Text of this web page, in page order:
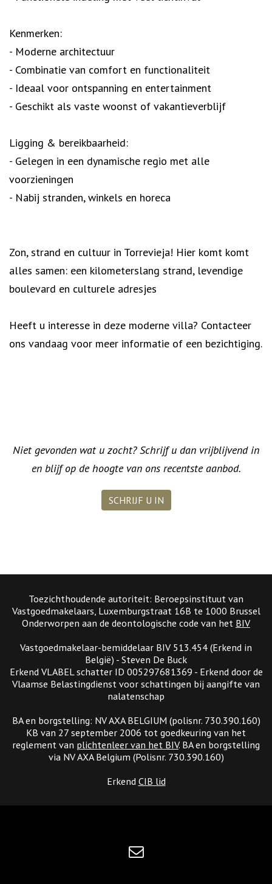
Kenmerken:
- Moderne architectuur
- Combinatie van comfort en functionaliteit
- Ideaal voor ontspanning en entertainment
- Geschikt als vaste woonst of vakantieverblijf
Ligging & bereikbaarheid:
- Gelegen in een dynamische regio met alle
voorzieningen
- Nabij stranden, winkels en horeca
Zon, strand en cultuur in Torrevieja! Hier komt komt
alles samen: een kilometerslang strand, levendige
boulevard en culturele adresjes
Heeft u interesse in deze moderne villa? Contacteer
ons vandaag voor meer informatie of een bezichtiging.
Niet gevonden wat u zocht? Schrijf u dan vrijblijvend in
en blijf op de hoogte van ons recentste aanbod.
SCHRIJF U IN
Toezichthoudende autoriteit: Beroepsinstituut van
Vastgoedmakelaars, Luxemburgstraat 16B te 1000 Brussel
Onderworpen aan de deontologische code van het BIV
Vastgoedmakelaar-bemiddelaar BIV 513.454 (Erkend in
België) - Steven De Buck
Erkend VLABEL schatter ID 005297681369 - Erkend door de
Vlaamse Belastingdienst voor schattingen bij aangifte van
nalatenschap
BA en borgstelling: NV AXA BELGIUM (polisnr. 730.390.160)
KB van 27 september 2006 tot goedkeuring van het
reglement van plichtenleer van het BIV. BA en borgstelling
via NV AXA Belgium (Polisnr. 730.390.160)
Erkend CIB lid